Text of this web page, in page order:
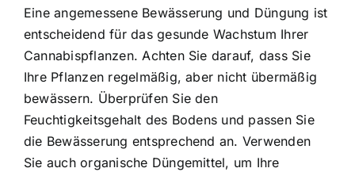
Eine angemessene Bewässerung und Düngung ist
entscheidend für das gesunde Wachstum Ihrer
Cannabispflanzen. Achten Sie darauf, dass Sie
Ihre Pflanzen regelmäßig, aber nicht übermäßig
bewässern. Überprüfen Sie den
Feuchtigkeitsgehalt des Bodens und passen Sie
die Bewässerung entsprechend an. Verwenden
Sie auch organische Düngemittel, um Ihre